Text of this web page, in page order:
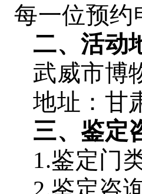
每一位预约
二、活动
武威市博
地址：甘
三、鉴定
1.鉴定门